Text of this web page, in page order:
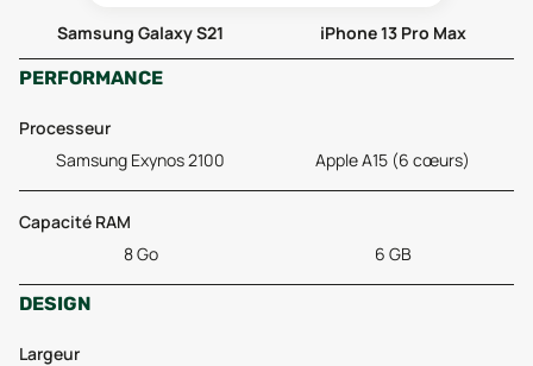
Samsung Galaxy S21
iPhone 13 Pro Max
PERFORMANCE
Processeur
Samsung Exynos 2100
Apple A15 (6 cœurs)
Capacité RAM
8 Go
6 GB
DESIGN
Largeur